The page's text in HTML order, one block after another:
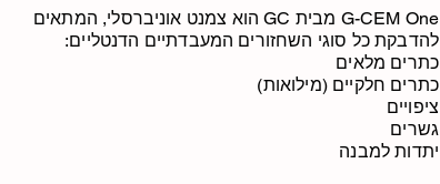
G-CEM One מבית GC הוא צמנט אוניברסלי, המתאים
להדבקת כל סוגי השחזורים המעבדתיים הדנטליים:
כתרים מלאים
כתרים חלקיים (מילואות)
ציפויים
גשרים
יתדות למבנה